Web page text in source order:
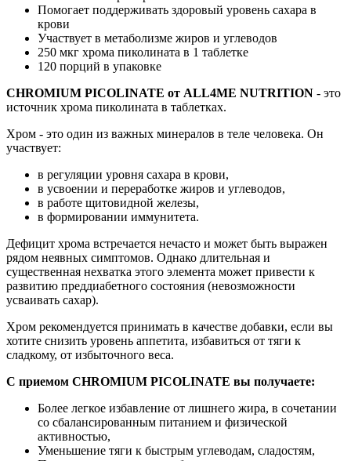
Помогает поддерживать здоровый уровень сахара в
крови
Участвует в метаболизме жиров и углеводов
250 мкг хрома пиколината в 1 таблетке
120 порций в упаковке
CHROMIUM PICOLINATE от ALL4ME NUTRITION - это
источник хрома пиколината в таблетках.
Хром - это один из важных минералов в теле человека. Он
участвует:
в регуляции уровня сахара в крови,
в усвоении и переработке жиров и углеводов,
в работе щитовидной железы,
в формировании иммунитета.
Дефицит хрома встречается нечасто и может быть выражен
рядом неявных симптомов. Однако длительная и
существенная нехватка этого элемента может привести к
развитию преддиабетного состояния (невозможности
усваивать сахар).
Хром рекомендуется принимать в качестве добавки, если вы
хотите снизить уровень аппетита, избавиться от тяги к
сладкому, от избыточного веса.
С приемом CHROMIUM PICOLINATE вы получаете:
Более легкое избавление от лишнего жира, в сочетании
со сбалансированным питанием и физической
активностью,
Уменьшение тяги к быстрым углеводам, сладостям,